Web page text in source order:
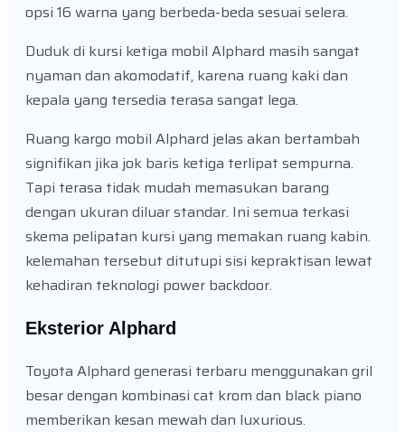
opsi 16 warna yang berbeda-beda sesuai selera.
Duduk di kursi ketiga mobil Alphard masih sangat
nyaman dan akomodatif, karena ruang kaki dan
kepala yang tersedia terasa sangat lega.
Ruang kargo mobil Alphard jelas akan bertambah
signifikan jika jok baris ketiga terlipat sempurna.
Tapi terasa tidak mudah memasukan barang
dengan ukuran diluar standar. Ini semua terkasi
skema pelipatan kursi yang memakan ruang kabin.
kelemahan tersebut ditutupi sisi kepraktisan lewat
kehadiran teknologi power backdoor.
Eksterior Alphard
Toyota Alphard generasi terbaru menggunakan gril
besar dengan kombinasi cat krom dan black piano
memberikan kesan mewah dan luxurious.